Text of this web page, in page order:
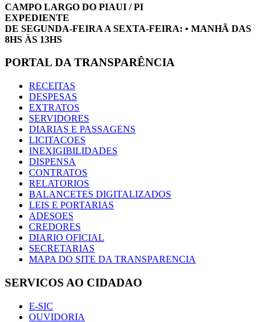
CAMPO LARGO DO PIAUI / PI
EXPEDIENTE
DE SEGUNDA-FEIRA A SEXTA-FEIRA: • MANHÃ DAS
8HS ÀS 13HS
PORTAL DA TRANSPARÊNCIA
RECEITAS
DESPESAS
EXTRATOS
SERVIDORES
DIARIAS E PASSAGENS
LICITACOES
INEXIGIBILIDADES
DISPENSA
CONTRATOS
RELATORIOS
BALANCETES DIGITALIZADOS
LEIS E PORTARIAS
ADESOES
CREDORES
DIARIO OFICIAL
SECRETARIAS
MAPA DO SITE DA TRANSPARENCIA
SERVICOS AO CIDADAO
E-SIC
OUVIDORIA